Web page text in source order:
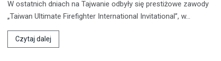
W ostatnich dniach na Tajwanie odbyły się prestiżowe zawody
„Taiwan Ultimate Firefighter International Invitational”, w…
Czytaj dalej